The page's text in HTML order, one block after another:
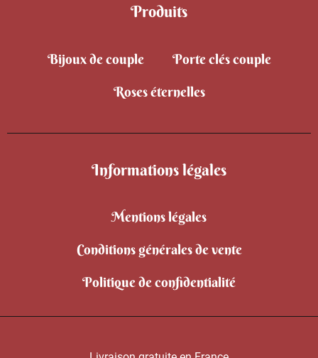
Produits
Bijoux de couple
Porte clés couple
Roses éternelles
Informations légales
Mentions légales
Conditions générales de vente
Politique de confidentialité